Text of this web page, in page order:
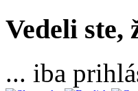
Vedeli ste,
... iba